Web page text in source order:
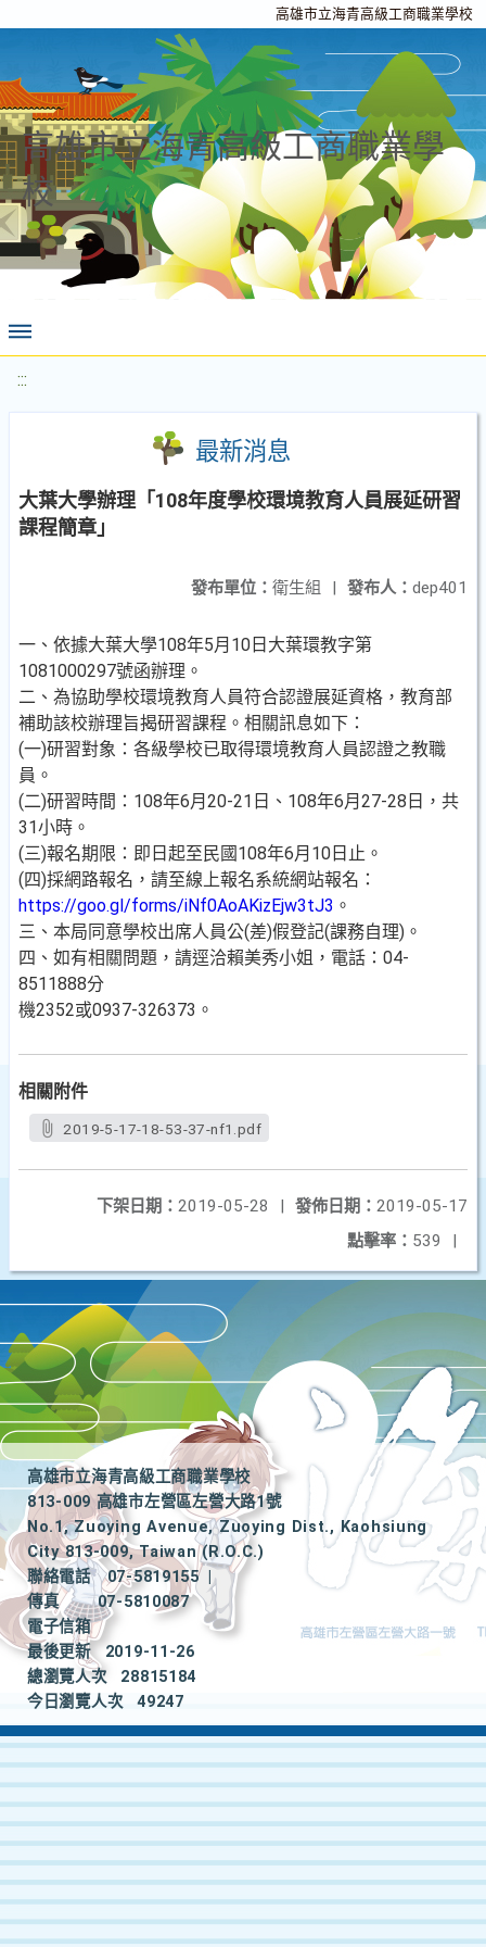
高雄市立海青高級工商職業學校
高雄市立海青高級工商職業學
校
:::
最新消息
大葉大學辦理「108年度學校環境教育人員展延研習
課程簡章」
發布人： dep401
發布單位： 衛生組 |
一、依據大葉大學108年5月10日大葉環教字第
1081000297號函辦理。
二、為協助學校環境教育人員符合認證展延資格，教育部
補助該校辦理旨揭研習課程。相關訊息如下：
(一)研習對象：各級學校已取得環境教育人員認證之教職
員。
(二)研習時間：108年6月20-21日、108年6月27-28日，共
31小時。
(三)報名期限：即日起至民國108年6月10日止。
(四)採網路報名，請至線上報名系統網站報名：
https://goo.gl/forms/iNf0AoAKizEjw3tJ3 。
三、本局同意學校出席人員公(差)假登記(課務自理)。
四、如有相關問題，請逕洽賴美秀小姐，電話：04-
8511888分
機2352或0937-326373。
相關附件
2019-5-17-18-53-37-nf1.pdf
發佈日期： 2019-05-17
下架日期： 2019-05-28
|
點擊率： 539 |
高雄市立海青高級工商職業學校
813-009 高雄市左營區左營大路1號
No.1, Zuoying Avenue, Zuoying Dist., Kaohsiung
City 813-009, Taiwan (R.O.C.)
聯絡電話
07-5819155
|
傳真
07-5810087
電子信箱
最後更新
2019-11-26
總瀏覽人次
28815184
今日瀏覽人次
49247